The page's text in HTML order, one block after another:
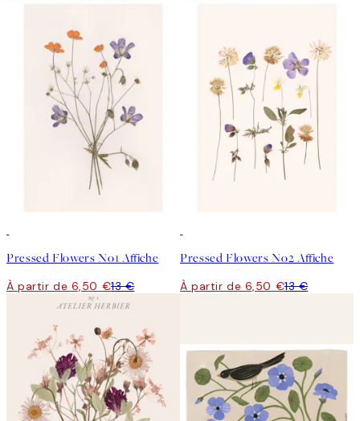
Pressed Flowers No1 Affiche
À partir de 6,50 €13 €
Pressed Flowers No2 Affiche
À partir de 6,50 €13 €